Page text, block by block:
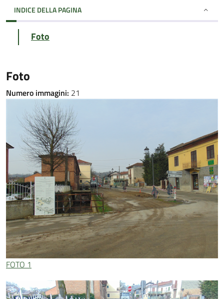
INDICE DELLA PAGINA
Foto
Foto
Numero immagini: 21
FOTO 1